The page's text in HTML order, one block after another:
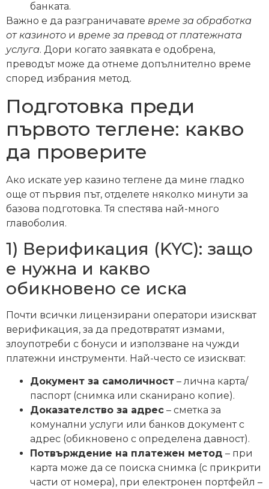
банката.
Важно е да разграничавате време за обработка
от казиното и време за превод от платежната
услуга. Дори когато заявката е одобрена,
преводът може да отнеме допълнително време
според избрания метод.
Подготовка преди
първото теглене: какво
да проверите
Ако искате yep казино теглене да мине гладко
още от първия път, отделете няколко минути за
базова подготовка. Тя спестява най-много
главоболия.
1) Верификация (KYC): защо
е нужна и какво
обикновено се иска
Почти всички лицензирани оператори изискват
верификация, за да предотвратят измами,
злоупотреби с бонуси и използване на чужди
платежни инструменти. Най-често се изискват:
Документ за самоличност – лична карта/
паспорт (снимка или сканирано копие).
Доказателство за адрес – сметка за
комунални услуги или банков документ с
адрес (обикновено с определена давност).
Потвърждение на платежен метод – при
карта може да се поиска снимка (с прикрити
части от номера), при електронен портфейл –